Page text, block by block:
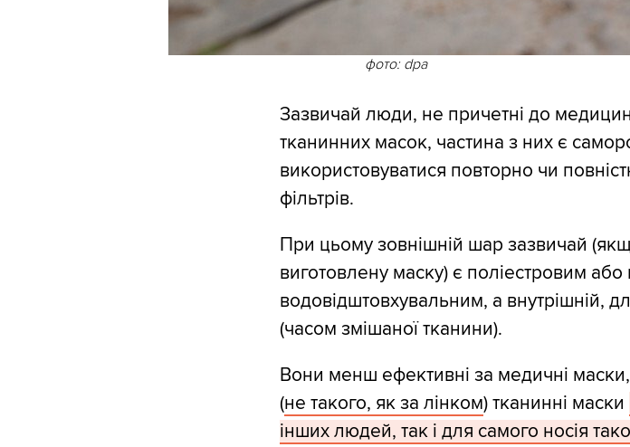
фото: dpa
Зазвичай люди, не причетні до
тканинних масок, частина з них є
використовуватися повторно чи
фільтрів.
При цьому зовнішній шар зазвичай
виготовлену маску) є поліестровим
водовідштовхувальним, а внутрішній,
(часом змішаної тканини).
Вони менш ефективні за медичні
(не такого, як за лінком) тканинні маски
інших людей, так і для самого носія